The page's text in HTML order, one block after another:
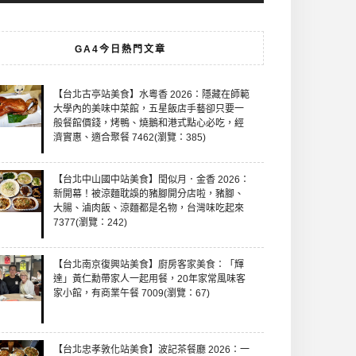
GA4今日熱門文章
【台北古亭站美食】水粵香 2026：隱藏在師範
大學內的美味中菜館，五星飯店手藝卻只要一
般餐館價錢，烤鴨、燒鵝和港式點心必吃，經
濟實惠、適合聚餐 7462(瀏覽：385)
【台北中山國中站美食】閏似月．金香 2026：
新開幕！被涼麵耽誤的豬腳開分店啦，豬腳、
大腸、滷肉飯、涼麵都是名物，台灣味吃起來
7377(瀏覽：242)
【台北南京復興站美食】廚房客家美食：「輝
達」黃仁勳帶家人一起用餐，20年家常風味客
家小館，有商業午餐 7009(瀏覽：67)
【台北忠孝敦化站美食】波記茶餐廳 2026：一